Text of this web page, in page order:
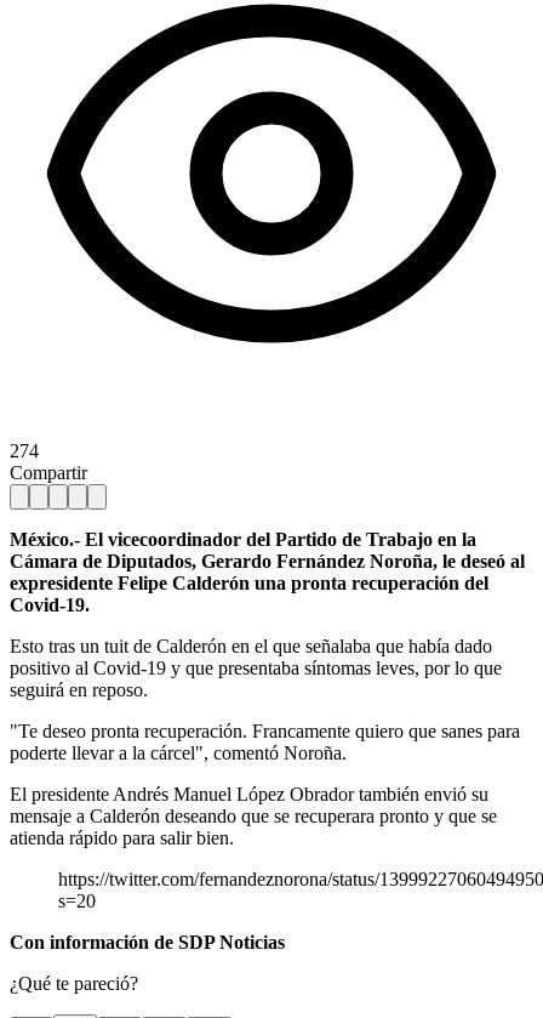
274
Compartir
México.- El vicecoordinador del Partido de Trabajo en la
Cámara de Diputados, Gerardo Fernández Noroña, le deseó al
expresidente Felipe Calderón una pronta recuperación del
Covid-19.
Esto tras un tuit de Calderón en el que señalaba que había dado
positivo al Covid-19 y que presentaba síntomas leves, por lo que
seguirá en reposo.
"Te deseo pronta recuperación. Francamente quiero que sanes para
poderte llevar a la cárcel", comentó Noroña.
El presidente Andrés Manuel López Obrador también envió su
mensaje a Calderón deseando que se recuperara pronto y que se
atienda rápido para salir bien.
https://twitter.com/fernandeznorona/status/
s=20
Con información de SDP Noticias
¿Qué te pareció?